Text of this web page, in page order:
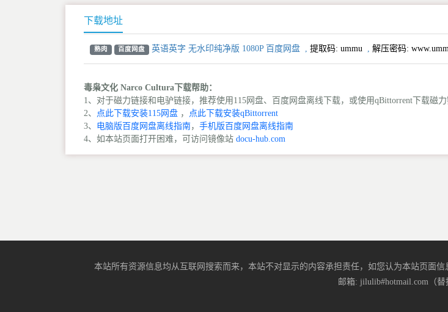
下载地址
熟肉 百度网盘 英语英字 无水印纯净版 1080P 百度网盘 , 提取码:ummu , 解压密码:
毒枭文化 Narco Cultura下载帮助：
1、对于磁力链接和电驴链接，推荐使用115网盘、百度网盘离线下载，或使用qBittorrent下载磁力
2、 点此下载安装115网盘 ， 点此下载安装qBittorrent
3、 电脑版百度网盘离线指南， 手机版百度网盘离线指南
4、如本站页面打开困难，可访问镜像站 docu-hub.com
本站所有资源信息均从互联网搜索而来，本站不对显示的内容承担责任，如您认为本站页面
邮箱: jilulib#hotmail.com（替